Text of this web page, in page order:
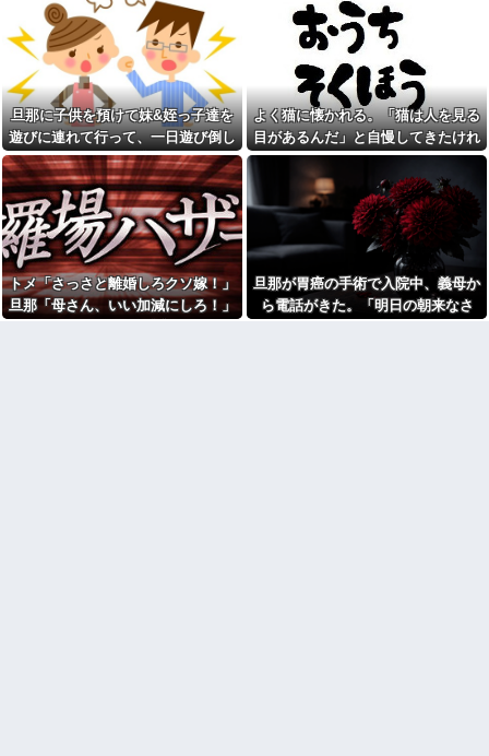
【画像】恋する女さん、ネッ
ト民が驚愕する大変身を遂げて
しまう←コレは凄過ぎるw w w
w w w w w
【画像】東京のライオンさ
ん、溶けるｗｗｗｗｗｗｗｗｗ
ｗｗｗｗｗｗｗｗｗｗｗｗｗ
【衝撃】蓮舫「蓮舫だから叩
いて良いという報道に向き合い
ます！」X民「高市だから叩いて
良いをやってるのがお前だろ」
←これ…w w
【画像】セブンイレブンのバ
イト「AIにちいかわの画像を食
わせてっと………できた！」
告白してきた会社の同僚と結
婚したが１か月たたずにレスに
→俺「〇〇だから夜を拒否する
のか！」嫁「そうｗあんたはた
か！？他
【悲報】スマホゲーム業界、
ガチで限界へ…「サ終」相次ぎ
倒産が過去最多ペース “当たれ
ば一攫千金”の時代が終わる
嫁「これってさ、浮気だよ
ね？」俺「まぁそういうことに
なりますかね」
本屋に現れた異臭＆浮浪者風
の男、ペタンコのボストンバッ
グをパンパンにして無会計で退
店！Gメンに確保され「なん
で？」と本気で困惑ｗｗｗ
警察や検察が冤罪率をデータ
として公表すべきだと思う
ウトメ「離婚しなさい」私夫
婦「！？」コトメ「いかがわし
いお店に入ってくのを見た！特
徴が一緒」夫「コトメはなんで
旦那に子供を預けて妹&姪っ子達を
遊びに連れて行って、一日遊び倒し
た。すると、旦那と喧嘩になってし
まい...
よく猫に懐かれる。「猫は人を見る
目があるんだ」と自慢してきたけれ
ど、今日たまたま読んだ記事である
ことを目にした
トメ「さっさと離婚しろクソ嫁！」
旦那「母さん、いい加減にしろ！」
旦那が胃癌の手術で入院中、義母か
ら電話がきた。「明日の朝来なさ